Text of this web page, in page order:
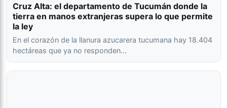
Cruz Alta: el departamento de Tucumán donde la
tierra en manos extranjeras supera lo que permite
la ley
En el corazón de la llanura azucarera tucumana hay 18.404
hectáreas que ya no responden…